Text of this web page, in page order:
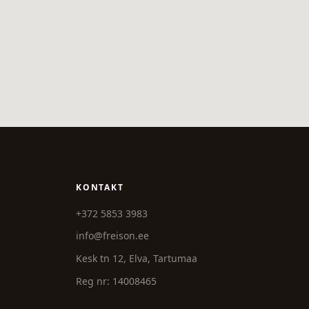
KONTAKT
+372 5853 3983
info@freison.ee
Kesk tn 12, Elva, Tartumaa
Reg nr: 14008465